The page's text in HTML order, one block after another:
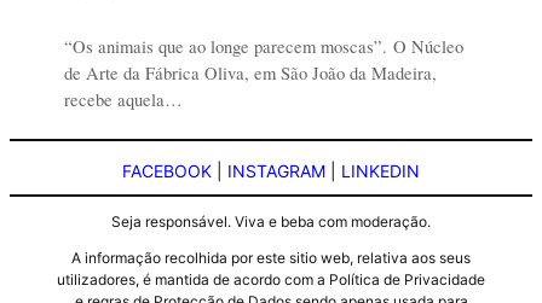
“Os animais que ao longe parecem moscas”. O Núcleo
de Arte da Fábrica Oliva, em São João da Madeira,
recebe aquela…
FACEBOOK INSTAGRAM LINKEDIN
Seja responsável. Viva e beba com moderação.
A informação recolhida por este sitio web, relativa aos seus
utilizadores, é mantida de acordo com a Política de Privacidade